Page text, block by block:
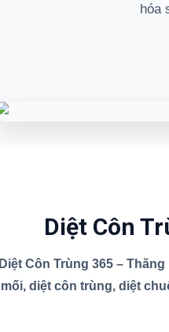
hóa
Diệt Côn
Diệt Côn Trùng 365 –
mối, diệt côn trùng, diệt